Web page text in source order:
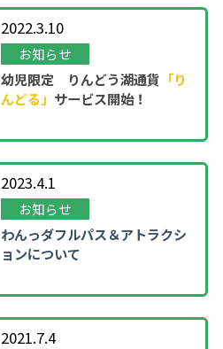
2022.3.10
お知らせ
幼児限定 りんどう湖通貨 「り
んどる」 サービス開始！
2023.4.1
お知らせ
わんっダフルパス＆アトラクシ
ョンについて
2021.7.4